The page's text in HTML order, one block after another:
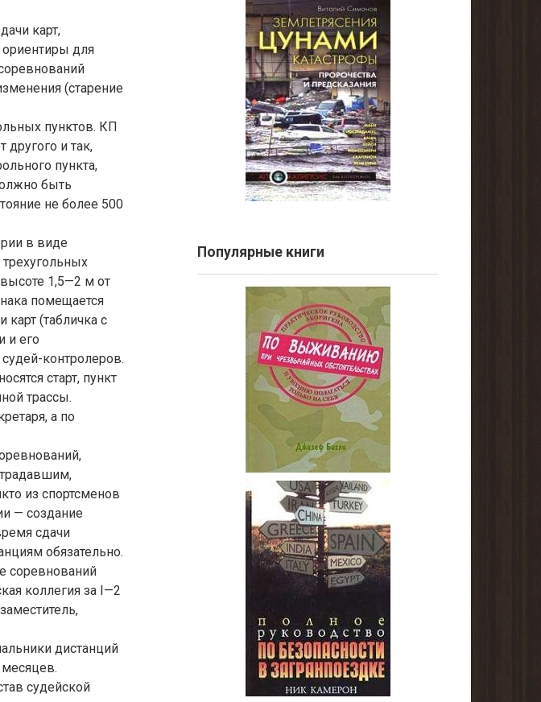
карт,
для
(старение
пунктов. КП
и так,
пункта,
быть
не более 500
в виде
1,5—2 м от
помещается
карт (табличка с
и его
контролеров.
старт, пункт
трассы.
а по
из спортсменов
— создание
сдачи
обязательно.
соревнований
коллегия за I—2
дистанций
судейской
Популярные книги